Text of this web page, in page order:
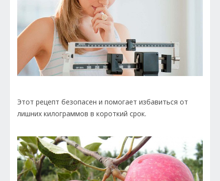
Этот рецепт безопасен и помогает избавиться от
лишних килограммов в короткий срок.